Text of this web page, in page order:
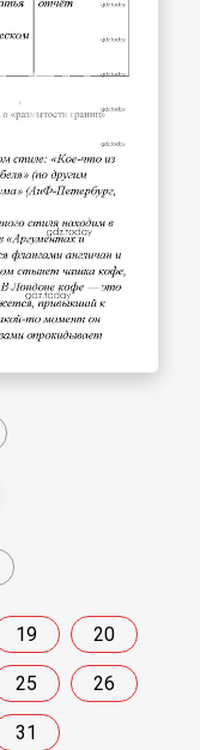
19 20
25 26
31